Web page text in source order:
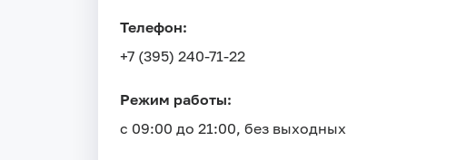
Телефон:
+7 (395) 240-71-22
Режим работы:
с 09:00 до 21:00, без выходных